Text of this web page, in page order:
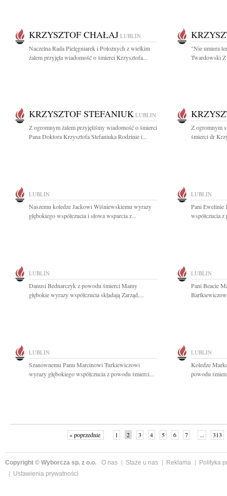
KRZYSZTOF CHAŁAJ LUBLIN
Naczelna Rada Pielęgniarek i Położnych z wielkim
żalem przyjęła wiadomość o śmierci Krzysztofa...
"Nie umiera
Twardowski
KRZYSZTOF STEFANIUK LUBLIN
Z ogromnym żalem przyjęliśmy wiadomość o śmierci
Pana Doktora Krzysztofa Stefaniuka Rodzinie i...
Z ogromnym
śmierci dr
LUBLIN
Naszemu koledze Jackowi Wiśniewskiemu wyrazy
głębokiego współczucia i słowa wsparcia z...
LUBLIN
Pani Ewelinie
współczucia
LUBLIN
Danusi Bednarczyk z powodu śmierci Mamy
głębokie wyrazy współczucia składają Zarząd,...
LUBLIN
Pani Beacie
LUBLIN
Szanownemu Panu Marcinowi Turkiewiczowi
wyrazy głębokiego współczucia z powodu śmierci...
LUBLIN
Koledze
powodu
« poprzednie 1 2 3 4 5 6 7 ... 313
Copyright © Wyborcza sp. z o.o. O nas Staże u nas Reklama
Polityka
Ustawienia prywatności